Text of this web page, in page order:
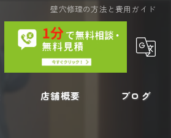
壁穴修理の方法と費用ガイド
店舗概要 ブログ